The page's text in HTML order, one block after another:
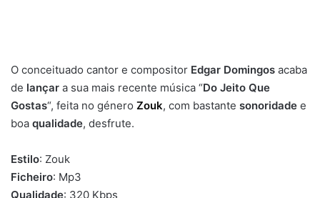
O conceituado cantor e compositor Edgar Domingos acaba
de lançar a sua mais recente música “Do Jeito Que
Gostas“, feita no género Zouk, com bastante sonoridade e
boa qualidade, desfrute.
Estilo: Zouk
Ficheiro: Mp3
Qualidade: 320 Kbps